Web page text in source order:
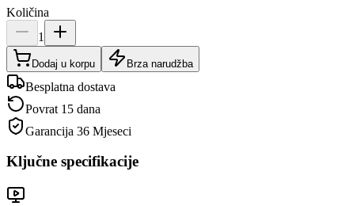
Količina
1
Dodaj u korpu Brza narudžba
Besplatna dostava
Povrat 15 dana
Garancija 36 Mjeseci
Ključne specifikacije